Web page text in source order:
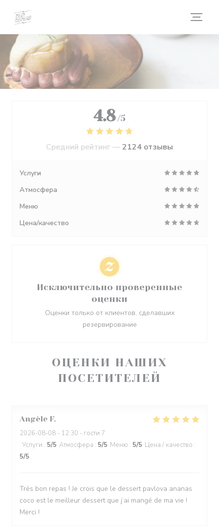
ОЦЕНКИ НАШИХ
ПОСЕТИТЕЛЕЙ
Angèle F
2026-08-08 - 12:30 - гости 7
Услуги : 5/5 Атмосфера : 5/5 Меню : 5/5 Цена / качество :
5/5
Très bon repas ! Je crois que le dessert pavlova ananas
coco est le meilleur dessert que j’ai mangé de ma vie !
Merci !
4.8 /5
Средний рейтинг —2124 отзывы
Услуги
Атмосфера
Меню
Цена/качество
Исключительно проверенные
оценки
Оценки только от клиентов, сделавших
резервирование